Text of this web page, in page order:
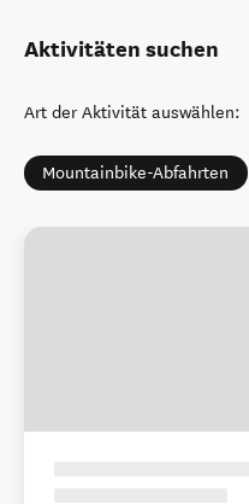
Aktivitäten suchen
Art der Aktivität auswählen:
Mountainbike-Abfahrten